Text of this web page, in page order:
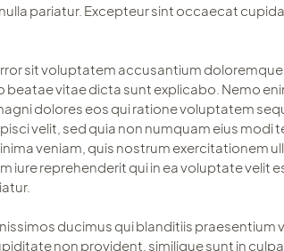
pariatur. Excepteur sint occaecat
sit voluptatem accusantium
beatae vitae dicta sunt explicabo. Nemo
dolores eos qui ratione voluptatem
velit, sed quia non numquam eius
veniam, quis nostrum exercitationem
iure reprehenderit qui in ea voluptate velit
ducimus qui blanditiis
non provident, similique sunt in